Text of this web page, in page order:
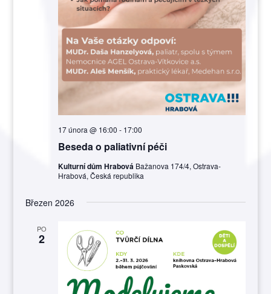
Beseda o paliativní péči
17 února @ 16:00 - 17:00
Kulturní dům Hrabová Bažanova 174/4, Ostrava-
Hrabová, Česká republika
Březen 2026
PO
2